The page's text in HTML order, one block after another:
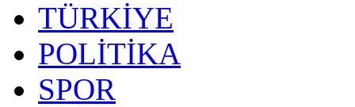
TÜRKİYE
POLİTİKA
SPOR